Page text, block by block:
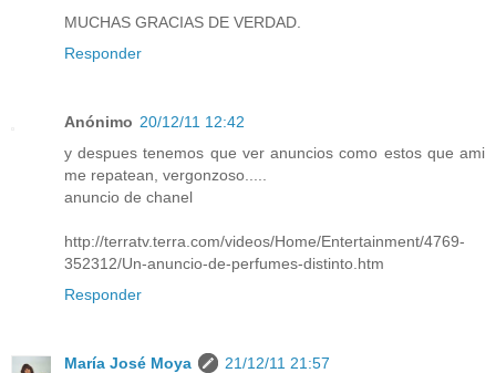
MUCHAS GRACIAS DE VERDAD.
Responder
Anónimo 20/12/11 12:42
y despues tenemos que ver anuncios como estos que ami
me repatean, vergonzoso.....
anuncio de chanel
http://terratv.terra.com/videos/Home/Entertainment/4769-
352312/Un-anuncio-de-perfumes-distinto.htm
Responder
María José Moya
21/12/11 21:57